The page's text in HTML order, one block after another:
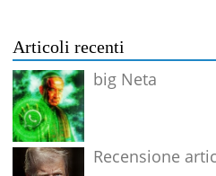
Articoli recenti
big Neta
Recensione